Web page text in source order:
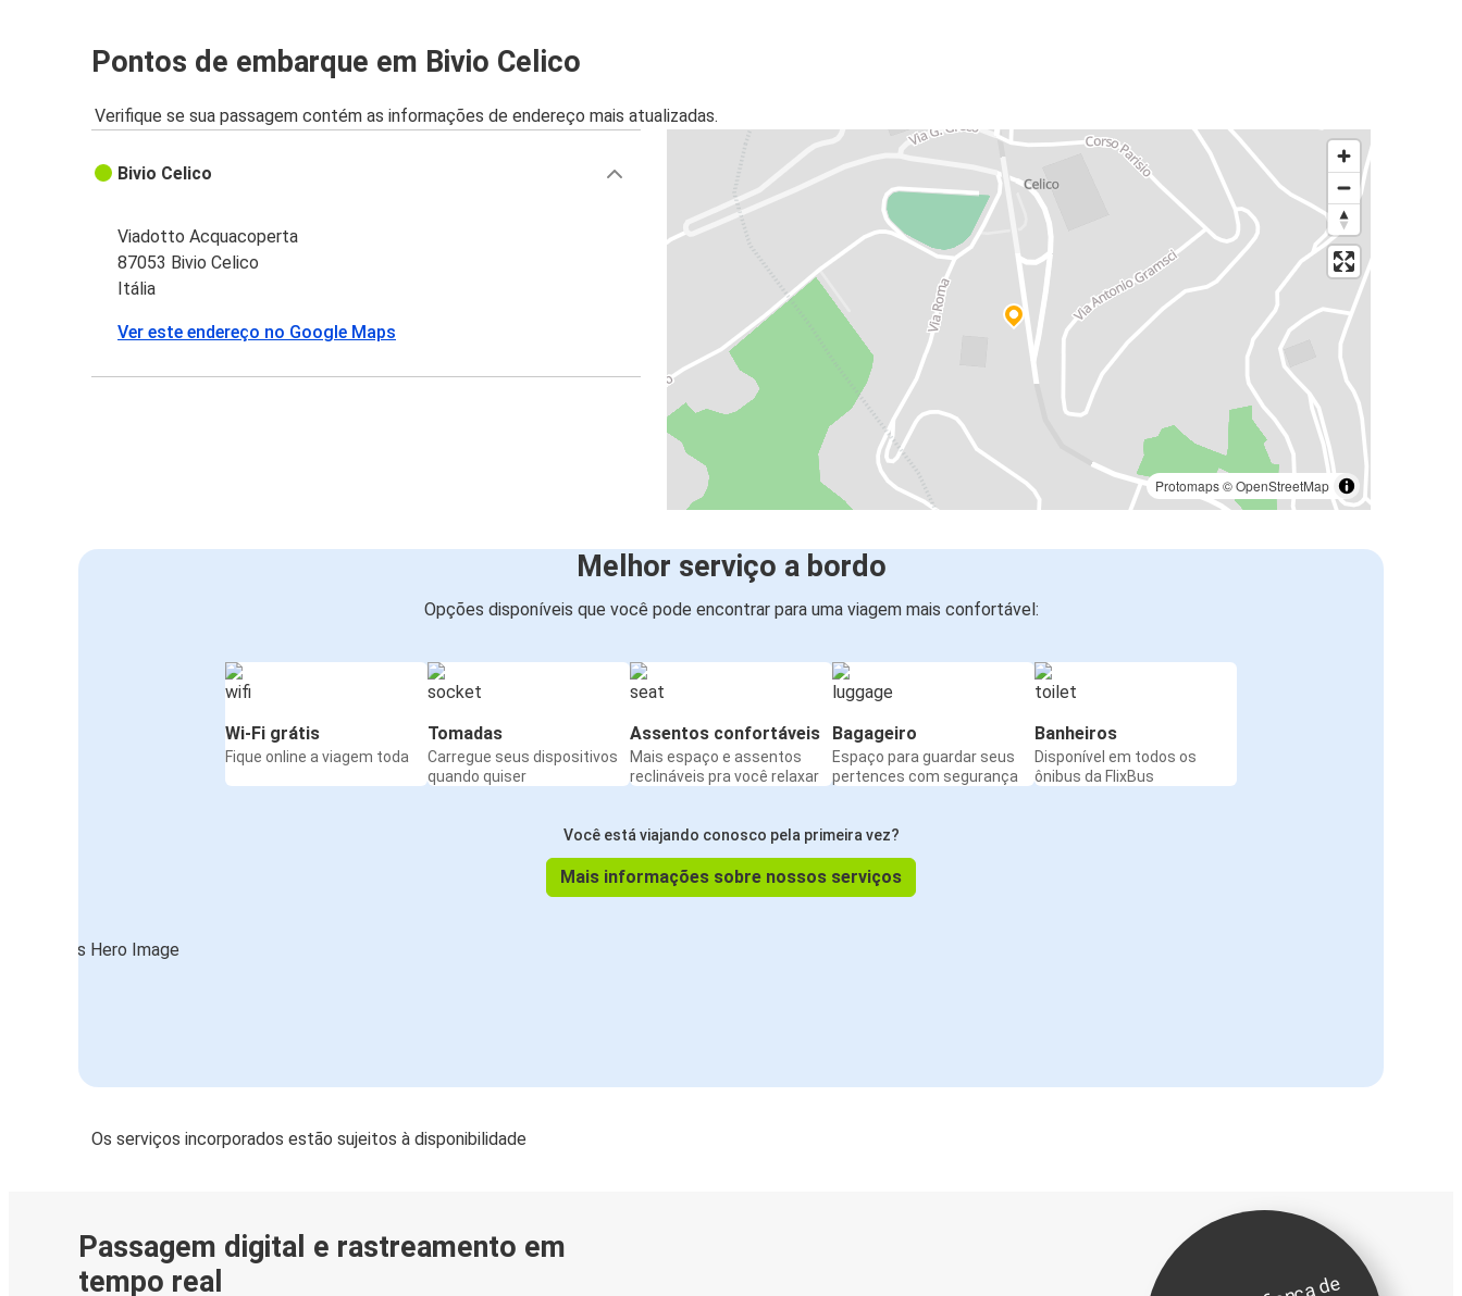
Pontos de embarque em Bivio Celico
Verifique se sua passagem contém as informações de endereço mais atualizadas.
Protomaps©OpenStreetMap
Bivio Celico
Viadotto Acquacoperta
87053 Bivio Celico
Itália
Ver este endereço no Google Maps
Melhor serviço a bordo
Opções disponíveis que você pode encontrar para uma viagem mais confortável:
Wi-Fi grátis
Fique online a viagem toda
Tomadas
Carregue seus dispositivos
quando quiser
Assentos confortáveis
Mais espaço e assentos
reclináveis pra você relaxar
Bagageiro
Espaço para guardar seus
pertences com segurança
Banheiros
Disponível em todos os
ônibus da FlixBus
Você está viajando conosco pela primeira vez?
Mais informações sobre nossos serviços
Os serviços incorporados estão sujeitos à disponibilidade
Passagem digital e rastreamento em
tempo real